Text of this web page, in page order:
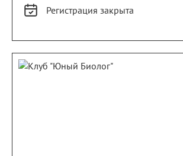
Регистрация закрыта